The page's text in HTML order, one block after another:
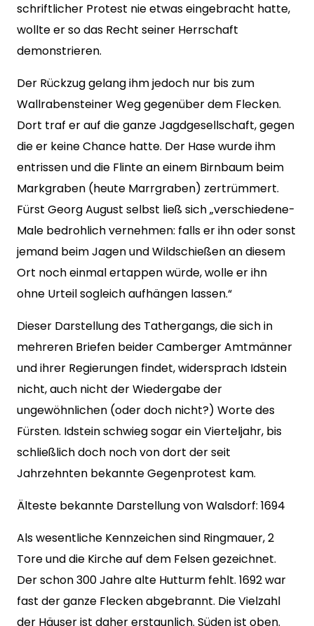
schriftlicher Protest nie etwas eingebracht hatte,
wollte er so das Recht seiner Herrschaft
demonstrieren.
Der Rückzug gelang ihm jedoch nur bis zum
Wallrabensteiner Weg gegenüber dem Flecken.
Dort traf er auf die ganze Jagdgesellschaft, gegen
die er keine Chance hatte. Der Hase wurde ihm
entrissen und die Flinte an einem Birnbaum beim
Markgraben (heute Marrgraben) zertrümmert.
Fürst Georg August selbst ließ sich „verschiedene-
Male bedrohlich vernehmen: falls er ihn oder sonst
jemand beim Jagen und Wildschießen an diesem
Ort noch einmal ertappen würde, wolle er ihn
ohne Urteil sogleich aufhängen lassen.“
Dieser Darstellung des Tathergangs, die sich in
mehreren Briefen beider Camberger Amtmänner
und ihrer Regierungen findet, widersprach Idstein
nicht, auch nicht der Wiedergabe der
ungewöhnlichen (oder doch nicht?) Worte des
Fürsten. Idstein schwieg sogar ein Vierteljahr, bis
schließlich doch noch von dort der seit
Jahrzehnten bekannte Gegenprotest kam.
Älteste bekannte Darstellung von Walsdorf: 1694
Als wesentliche Kennzeichen sind Ringmauer, 2
Tore und die Kirche auf dem Felsen gezeichnet.
Der schon 300 Jahre alte Hutturm fehlt. 1692 war
fast der ganze Flecken abgebrannt. Die Vielzahl
der Häuser ist daher erstaunlich. Süden ist oben.